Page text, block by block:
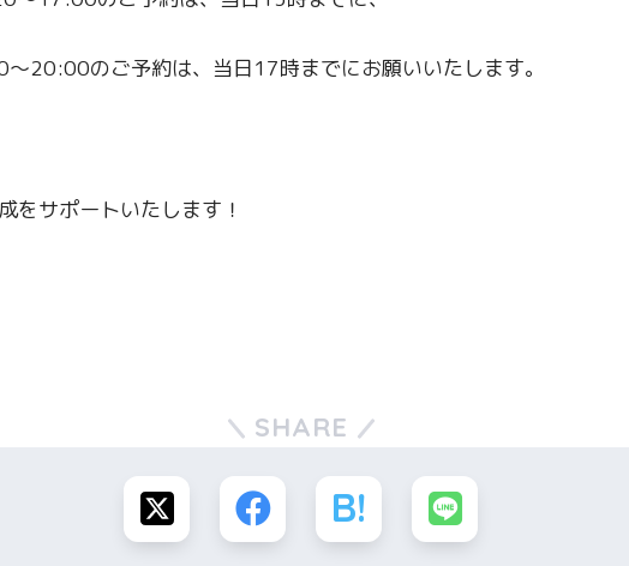
20:00のご予約は、当日17時までにお願いいたします。
をサポートいたします！
SHARE